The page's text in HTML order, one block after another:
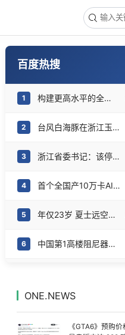
百度热搜
1 构建更高水平的全民健身公共服务体系
2 台风白海豚在浙江玉环沿海登陆
3 浙江省委书记：该停下的坚决停下来
4 首个全国产10万卡AI超集群投用
5 年仅23岁 夏士远空降时坠地牺牲
6 中国第1高楼阻尼器摆动明显
9 儿子去世老人要查孙子血缘儿媳拒绝
ONE.NEWS
《GTA6》预购